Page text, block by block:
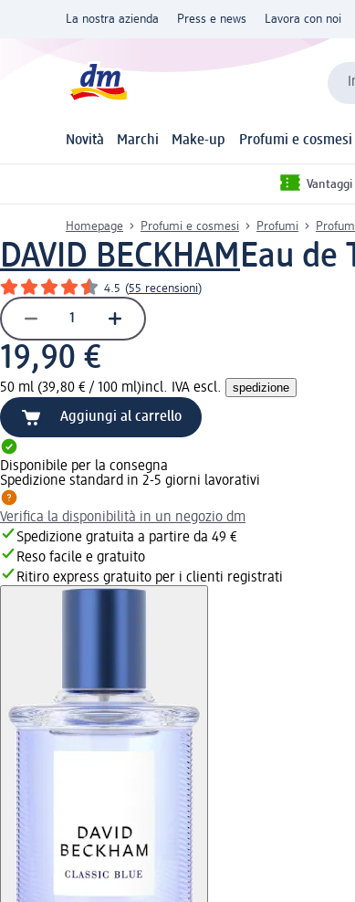
La nostra azienda Press e news Lavora con noi
Novità Marchi Make-up Profumi e cosmesi
Homepage Profumi e cosmesi Profumi
DAVID BECKHAMEau de
4.5 (55 recensioni)
19,90 €
50 ml (39,80 € / 100 ml)incl. IVA escl. spedizione
Aggiungi al carrello
Disponibile per la consegna
Spedizione standard in 2-5 giorni lavorativi
Verifica la disponibilità in un negozio dm
Spedizione gratuita a partire da 49 €
Reso facile e gratuito
Ritiro express gratuito per i clienti registrati